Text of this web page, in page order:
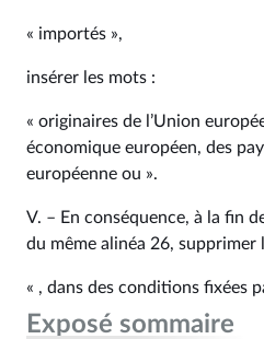
« importés »,
insérer les mots :
« originaires de l’Union
économique européen, des
européenne ou ».
V. – En conséquence, à la fin
du même alinéa 26, supprimer
« , dans des conditions fixées
Exposé sommaire